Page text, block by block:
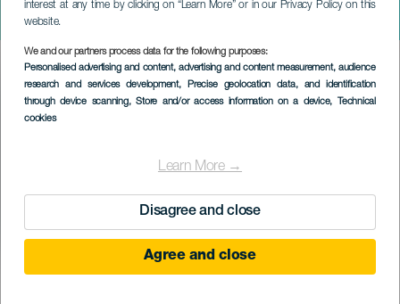
interest at any time by clicking on “Learn More” or in our Privacy Policy on this
website.
We and our partners process data for the following purposes:
Personalised advertising and content, advertising and content measurement, audience
research and services development, Precise geolocation data, and identification
through device scanning, Store and/or access information on a device, Technical
cookies
Learn More →
Disagree and close
Agree and close
Teguise
Imagen
Listado
September 2026